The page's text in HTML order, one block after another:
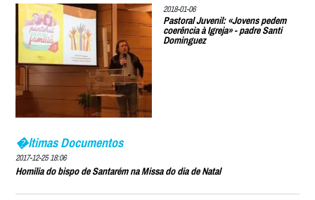
2018-01-06
Pastoral Juvenil: «Jovens pedem
coerência à Igreja» - padre Santi
Dominguez
�ltimas Documentos
2017-12-25 18:06
Homilia do bispo de Santarém na Missa do dia de Natal